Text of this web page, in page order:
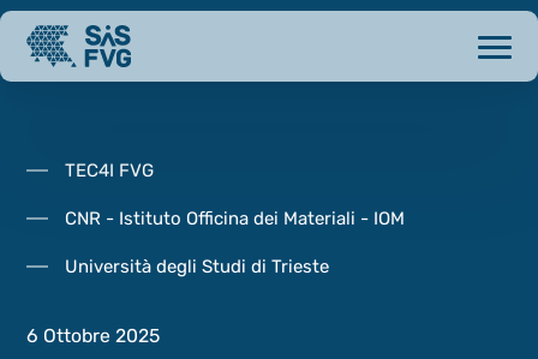
TEC4I FVG
CNR - Istituto Officina dei Materiali - IOM
Università degli Studi di Trieste
6 Ottobre 2025